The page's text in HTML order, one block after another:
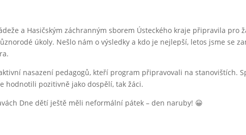
a Hasičským záchranným sborem Ústeckého kraje připravila pro
úkoly. Nešlo nám o výsledky a kdo je nejlepší, letos jsme se
nasazení pedagogů, kteří program připravovali na stanovištích.
hodnotili pozitivně jako dospělí, tak žáci.
Dne dětí ještě měli neformální pátek – den naruby! 😀